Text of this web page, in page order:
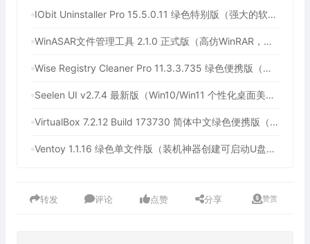
IObit Uninstaller Pro 15.5.0.11 绿色特别版（强大的软件卸载工具）
WinASAR文件管理工具 2.1.0 正式版（高仿WinRAR，最好用的Electron ASAR文件打包/解包工具、压缩/解压工具）
Wise Registry Cleaner Pro 11.3.3.735 绿色便携版（注册表清理工具）
Seelen UI v2.7.4 最新版（Win10/Win11 个性化桌面美化工具）
VirtualBox 7.2.12 Build 173730 简体中文绿色便携版（免费开源的虚拟机）
Ventoy 1.1.16 绿色单文件版（装机神器创建可启动U盘工具）
转发 评论 点赞 分享 赞赏